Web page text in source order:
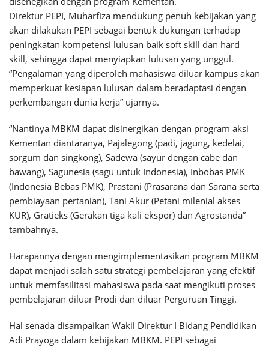
Direktur PEPI, Muharfiza mendukung penuh kebijakan yang
akan dilakukan PEPI sebagai bentuk dukungan terhadap
peningkatan kompetensi lulusan baik soft skill dan hard
skill, sehingga dapat menyiapkan lulusan yang unggul.
“Pengalaman yang diperoleh mahasiswa diluar kampus akan
memperkuat kesiapan lulusan dalam beradaptasi dengan
perkembangan dunia kerja” ujarnya.
“Nantinya MBKM dapat disinergikan dengan program aksi
Kementan diantaranya, Pajalegong (padi, jagung, kedelai,
sorgum dan singkong), Sadewa (sayur dengan cabe dan
bawang), Sagunesia (sagu untuk Indonesia), Inbobas PMK
(Indonesia Bebas PMK), Prastani (Prasarana dan Sarana serta
pembiayaan pertanian), Tani Akur (Petani milenial akses
KUR), Gratieks (Gerakan tiga kali ekspor) dan Agrostanda”
tambahnya.
Harapannya dengan mengimplementasikan program MBKM
dapat menjadi salah satu strategi pembelajaran yang efektif
untuk memfasilitasi mahasiswa pada saat mengikuti proses
pembelajaran diluar Prodi dan diluar Perguruan Tinggi.
Hal senada disampaikan Wakil Direktur I Bidang Pendidikan
Adi Prayoga dalam kebijakan MBKM. PEPI sebagai